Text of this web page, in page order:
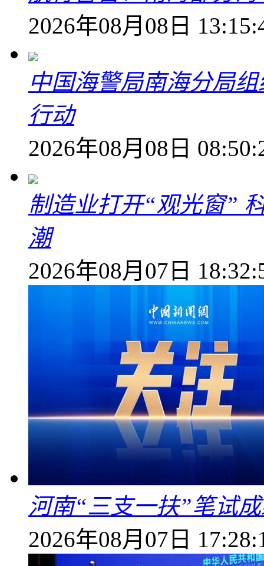
2026年08月08日
中国海警局南海分局
行动
2026年08月08日
制造业打开“观光窗”
潮
2026年08月07日
河南“三支一扶”笔试
2026年08月07日